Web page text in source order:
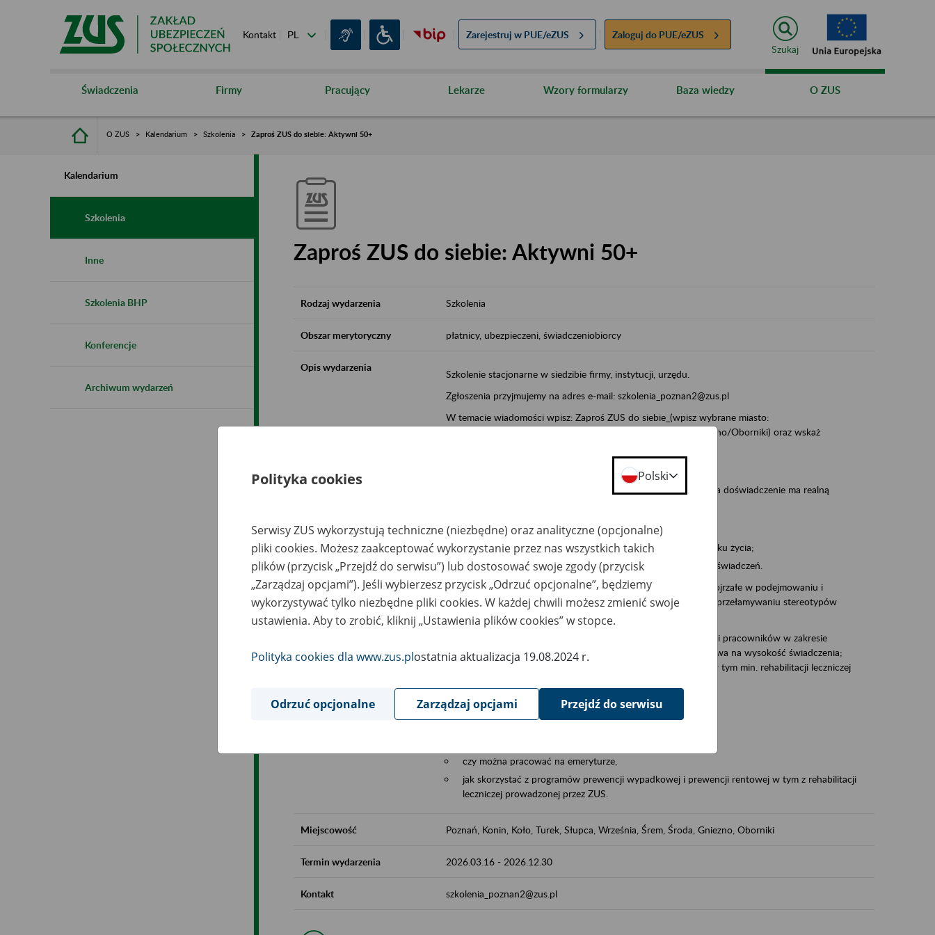
Kontakt Zarejestruj w PUE/eZUS Zaloguj do PUE/eZUS
Szukaj
Świadczenia Firmy Pracujący Lekarze Wzory formularzy Baza wiedzy O ZUS
O ZUS Kalendarium Szkolenia Zaproś ZUS do siebie: Aktywni 50+
Kalendarium
Szkolenia
Inne
Szkolenia BHP
Konferencje
Archiwum wydarzeń
Zaproś ZUS do siebie: Aktywni 50+
Rodzaj wydarzenia Szkolenia
Obszar merytoryczny płatnicy, ubezpieczeni, świadczeniobiorcy
Opis wydarzenia
Szkolenie stacjonarne w siedzibie firmy, instytucji, urzędu.
Zgłoszenia przyjmujemy na adres e-mail: szkolenia_poznan2@zus.pl
W temacie wiadomości wpisz: Zaproś ZUS do siebie_(wpisz wybrane miasto:
Poznań/Konin/Koło/Turek/Słupca/Września/Śrem/Środa/Gniezno/Oborniki) oraz wskaż
Aktywni 50+ to inicjatywa, która pokazuje, że wiek jest atutem, a doświadczenie ma realną
Program ten to:
promocja aktywności zawodowej osób po pięćdziesiątym roku życia;
zachęcanie do świadomego planowania kariery i przyszłych świadczeń.
ZUS przez działania informacyjne i edukacyjne wspiera osoby dojrzałe w podejmowaniu i
kontynuowaniu aktywności zawodowej, dbaniu o zdrowie oraz przełamywaniu stereotypów
związanych z wiekiem.
Aktywni 50+ to współpraca ZUS z organizacjami pracodawców i pracowników w zakresie
edukowania nt. systemu emerytalnego w Polsce – tego co wpływa na wysokość świadczenia;
działań z obszaru prewencji wypadkowej i prewencji rentowej w tym min. rehabilitacji leczniczej
W ramach inicjatywy Aktywni 50+, ZUS edukuje:
czy można pracować na emeryturze,
jak skorzystać z programów prewencji wypadkowej i prewencji rentowej w tym z rehabilitacji
leczniczej prowadzonej przez ZUS.
Miejscowość Poznań, Konin, Koło, Turek, Słupca, Września, Śrem, Środa, Gniezno, Oborniki
Termin wydarzenia 2026.03.16 - 2026.12.30
Kontakt szkolenia_poznan2@zus.pl
Polityka cookies Polski
Serwisy ZUS wykorzystują techniczne (niezbędne) oraz analityczne (opcjonalne)
pliki cookies. Możesz zaakceptować wykorzystanie przez nas wszystkich takich
plików (przycisk „Przejdź do serwisu”) lub dostosować swoje zgody (przycisk
„Zarządzaj opcjami”). Jeśli wybierzesz przycisk „Odrzuć opcjonalne”, będziemy
wykorzystywać tylko niezbędne pliki cookies. W każdej chwili możesz zmienić swoje
ustawienia. Aby to zrobić, kliknij „Ustawienia plików cookies” w stopce.
Polityka cookies dla www.zus.plostatnia aktualizacja 19.08.2024 r.
Odrzuć opcjonalne Zarządzaj opcjami Przejdź do serwisu